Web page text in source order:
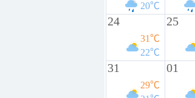
20℃
24
31℃
22℃
25
31
29℃
01